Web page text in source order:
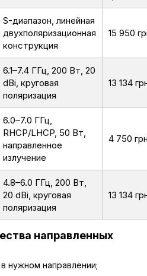
S-диапазон, линейная
двухполяризационная
конструкция
15 950
6.1–7.4 ГГц, 200 Вт, 20
dBi, круговая
поляризация
13 134
6.0–7.0 ГГц,
RHCP/LHCP, 50 Вт,
направленное
излучение
4 750
4.8–6.0 ГГц, 200 Вт,
20 dBi, круговая
поляризация
13 134
направленных
нужном направлении;